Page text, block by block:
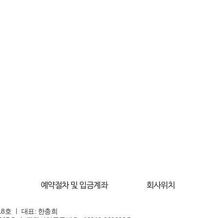
예약절차 및 입금계좌 회사위치
호 ㅣ 대표: 한충희